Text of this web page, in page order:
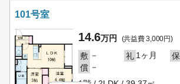
101号室
14.6万円 (共益費 3,000円)
敷 － 礼 1ヶ月 保
償 －